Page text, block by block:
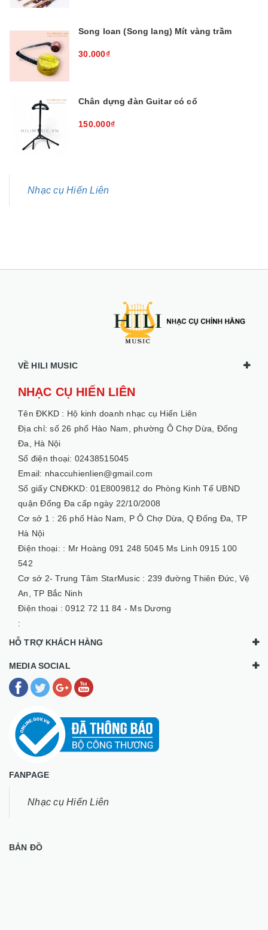
Song loan (Song lang) Mít vàng trầm
30.000₫
Chân dựng đàn Guitar có cổ
150.000₫
Nhạc cụ Hiến Liên
VỀ HILI MUSIC
NHẠC CỤ HIẾN LIÊN
Tên ĐKKD : Hộ kinh doanh nhạc cụ Hiến Liên
Địa chỉ: số 26 phố Hào Nam, phường Ô Chợ Dừa, Đống
Đa, Hà Nội
Số điện thoại: 02438515045
Email: nhaccuhienlien@gmail.com
Số giấy CNĐKKD: 01E8009812 do Phòng Kinh Tế UBND
quận Đống Đa cấp ngày 22/10/2008
Cơ sở 1 : 26 phố Hào Nam, P Ô Chợ Dừa, Q Đống Đa, TP
Hà Nội
Điện thoại: : Mr Hoàng 091 248 5045 Ms Linh 0915 100
542
Cơ sở 2- Trung Tâm StarMusic : 239 đường Thiên Đức, Vệ
An, TP Bắc Ninh
Điện thoại :0912 72 11 84 - Ms Dương
:
HỖ TRỢ KHÁCH HÀNG
MEDIA SOCIAL
FANPAGE
Nhạc cụ Hiến Liên
BẢN ĐỒ